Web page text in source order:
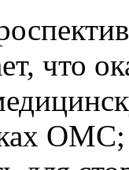
что
ОМС;